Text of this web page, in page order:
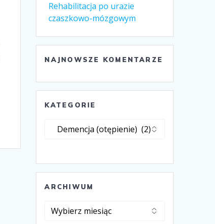
Rehabilitacja po urazie
czaszkowo-mózgowym
NAJNOWSZE KOMENTARZE
KATEGORIE
Kategorie
ARCHIWUM
Archiwum